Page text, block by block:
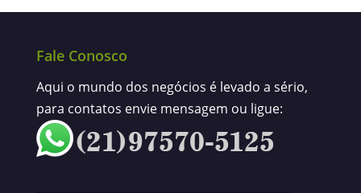
Fale Conosco
Aqui o mundo dos negócios é levado a sério,
para contatos envie mensagem ou ligue: